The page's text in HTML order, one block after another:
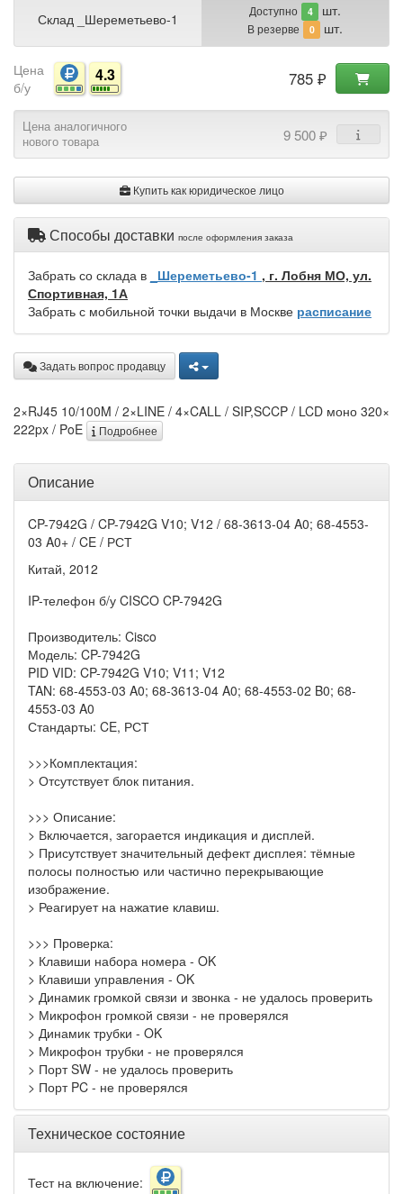
Склад _Шереметьево-1 Доступно 4 шт.
В резерве 0 шт.
Цена
б/у
4.3 785 ₽
Цена аналогичного
нового товара
9 500 ₽
Купить как юридическое лицо
Способы доставки после оформления заказа
Забрать со склада в _Шереметьево-1 , г. Лобня МО, ул.
Спортивная, 1А
Забрать с мобильной точки выдачи в Москве расписание
Задать вопрос продавцу
2×RJ45 10/100M / 2×LINE / 4×CALL / SIP,SCCP / LCD моно 320×
222px / PoE
Подробнее
Описание
CP-7942G / CP-7942G V10; V12 / 68-3613-04 A0; 68-4553-
03 A0+ / CE / РСТ
Китай, 2012
IP-телефон б/у CISCO CP-7942G
Производитель: Cisco
Модель: CP-7942G
PID VID: CP-7942G V10; V11; V12
TAN: 68-4553-03 A0; 68-3613-04 A0; 68-4553-02 B0; 68-
4553-03 A0
Стандарты: CE, РСТ
>>>Комплектация:
> Отсутствует блок питания.
>>> Описание:
> Включается, загорается индикация и дисплей.
> Присутствует значительный дефект дисплея: тёмные
полосы полностью или частично перекрывающие
изображение.
> Реагирует на нажатие клавиш.
>>> Проверка:
> Клавиши набора номера - OK
> Клавиши управления - OK
> Динамик громкой связи и звонка - не удалось проверить
> Микрофон громкой связи - не проверялся
> Динамик трубки - OK
> Микрофон трубки - не проверялся
> Порт SW - не удалось проверить
> Порт PC - не проверялся
Техническое состояние
Тест на включение: